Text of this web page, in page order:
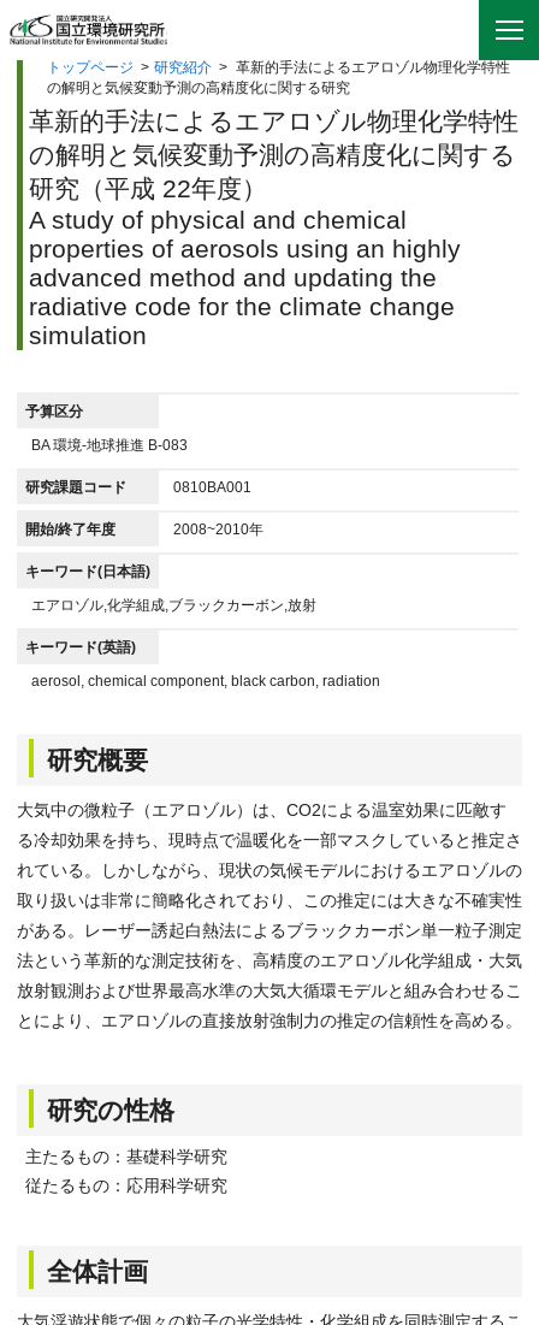
トップページ > 研究紹介 > 革新的手法によるエアロゾル物理化学特性
の解明と気候変動予測の高精度化に関する研究
革新的手法によるエアロゾル物理化学特性
の解明と気候変動予測の高精度化に関する
研究（平成 22年度）
A study of physical and chemical
properties of aerosols using an highly
advanced method and updating the
radiative code for the climate change
simulation
予算区分
BA 環境-地球推進 B-083
研究課題コード 0810BA001
開始/終了年度 2008~2010年
キーワード(日本語)
エアロゾル,化学組成,ブラックカーボン,放射
キーワード(英語)
aerosol, chemical component, black carbon, radiation
研究概要
大気中の微粒子（エアロゾル）は、CO2による温室効果に匹敵す
る冷却効果を持ち、現時点で温暖化を一部マスクしていると推定さ
れている。しかしながら、現状の気候モデルにおけるエアロゾルの
取り扱いは非常に簡略化されており、この推定には大きな不確実性
がある。レーザー誘起白熱法によるブラックカーボン単一粒子測定
法という革新的な測定技術を、高精度のエアロゾル化学組成・大気
放射観測および世界最高水準の大気大循環モデルと組み合わせるこ
とにより、エアロゾルの直接放射強制力の推定の信頼性を高める。
研究の性格
主たるもの：基礎科学研究
従たるもの：応用科学研究
全体計画